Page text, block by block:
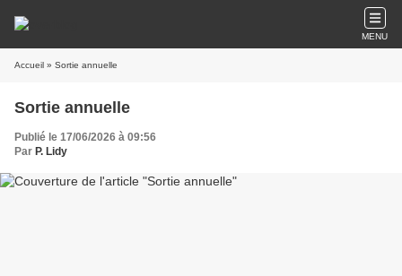
MENU
Accueil » Sortie annuelle
Sortie annuelle
Publié le 17/06/2026 à 09:56
Par P. Lidy